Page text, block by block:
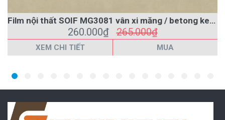
Film nội thất SOIF MG3081 vân xi măng / betong kem nhạt
260.000₫265.000₫
XEM CHI TIẾT MUA